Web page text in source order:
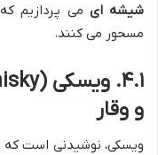
شیشه ای می پردازیم
مسحور می کنند.
و وقار
ویسکی، نوشیدنی است که